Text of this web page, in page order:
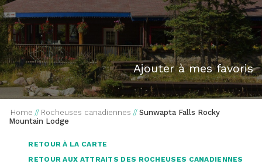
Ajouter à mes favoris
Home // Rocheuses canadiennes // Sunwapta Falls Rocky
Mountain Lodge
RETOUR À LA CARTE
RETOUR AUX ATTRAITS DES ROCHEUSES CANADIENNES